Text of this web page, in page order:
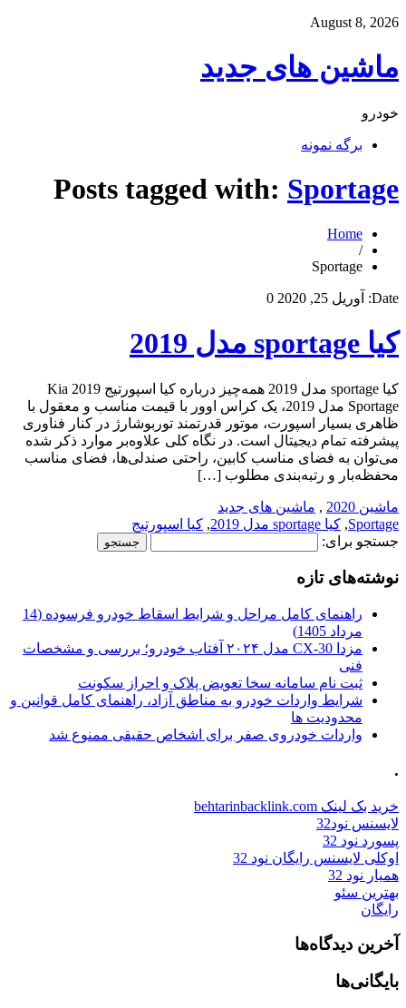
August 8, 2026
ماشین های جدید
خودرو
برگه نمونه
Posts tagged with: Sportage
Home
/
Sportage
Date: آوریل 25, 2020 0
کیا sportage مدل 2019
کیا sportage مدل 2019 همه‌چیز درباره کیا اسپورتیج 2019 Kia
Sportage مدل 2019، یک کراس اوور با قیمت مناسب و معقول با
ظاهری بسیار اسپورت، موتور قدرتمند توربوشارژ در کنار فناوری
پیشرفته تمام دیجیتال است. در نگاه کلی علاوه‌بر موارد ذکر شده
می‌توان به فضای مناسب کابین، راحتی صندلی‌ها، فضای مناسب
محفظه‌بار و رتبه‌بندی مطلوب […]
ماشین 2020 , ماشین های جدید
Sportage
, کیا sportage مدل 2019 , کیا اسپورتیج
جستجو برای:
نوشته‌های تازه
راهنمای کامل مراحل و شرایط اسقاط خودرو فرسوده (14
مرداد 1405)
مزدا CX-30 مدل ۲۰۲۴ آفتاب خودرو؛ بررسی و مشخصات
فنی
ثبت نام سامانه سخا تعویض پلاک و احراز سکونت
شرایط واردات خودرو به مناطق آزاد، راهنمای کامل قوانین و
محدودیت ها
واردات خودروی صفر برای اشخاص حقیقی ممنوع شد
.
خرید بک لینک behtarinbacklink.com
لایسنس نود32
پسورد نود 32
اوکلی لایسنس رایگان نود 32
همیار نود 32
بهترین سئو
رایگان
آخرین دیدگاه‌ها
بایگانی‌ها